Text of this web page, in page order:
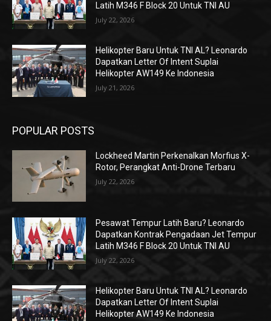
Latih M346 F Block 20 Untuk TNI AU
July 22, 2026
Helikopter Baru Untuk TNI AL? Leonardo
Dapatkan Letter Of Intent Suplai
Helikopter AW149 Ke Indonesia
July 21, 2026
POPULAR POSTS
Lockheed Martin Perkenalkan Morfius X-
Rotor, Perangkat Anti-Drone Terbaru
July 22, 2026
Pesawat Tempur Latih Baru? Leonardo
Dapatkan Kontrak Pengadaan Jet Tempur
Latih M346 F Block 20 Untuk TNI AU
July 22, 2026
Helikopter Baru Untuk TNI AL? Leonardo
Dapatkan Letter Of Intent Suplai
Helikopter AW149 Ke Indonesia